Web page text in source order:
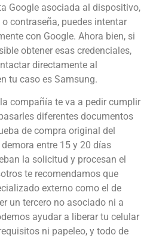
Google asociada al dispositivo,
contraseña, puedes intentar
con Google. Ahora bien, si
obtener esas credenciales,
directamente al
tu caso es Samsung.
compañía te va a pedir cumplir
diferentes documentos
de compra original del
entre 15 y 20 días
la solicitud y procesan el
te recomendamos que
externo como el de
un tercero no asociado ni a
ayudar a liberar tu celular
ni papeleo, y todo de